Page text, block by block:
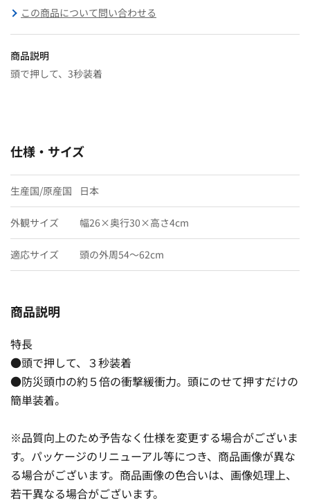
この商品について問い合わせる
商品説明
頭で押して、3秒装着
仕様・サイズ
生産国/原産国 日本
外観サイズ 幅26×奥行30×高さ4cm
適応サイズ 頭の外周54〜62cm
商品説明
特長
●頭で押して、３秒装着
●防災頭巾の約５倍の衝撃緩衝力。頭にのせて押すだけの
簡単装着。
※品質向上のため予告なく仕様を変更する場合がございま
す。パッケージのリニューアル等につき、商品画像が異な
る場合がございます。商品画像の色合いは、画像処理上、
若干異なる場合がございます。